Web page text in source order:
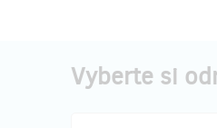
Vyberte si